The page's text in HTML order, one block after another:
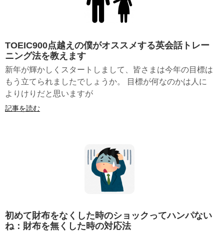
TOEIC900点越えの僕がオススメする英会話トレー
ニング法を教えます
新年が輝かしくスタートしまして、皆さまは今年の目標は
もう立てられましたでしょうか。 目標が何なのかは人に
よりけりだと思いますが
記事を読む
初めて財布をなくした時のショックってハンパない
ね：財布を無くした時の対応法